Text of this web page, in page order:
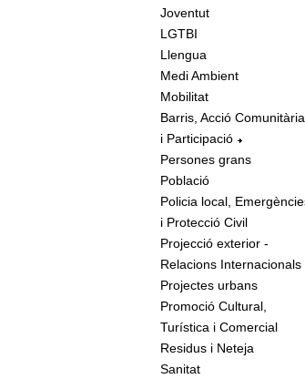
Joventut
LGTBI
Llengua
Medi Ambient
Mobilitat
Barris, Acció Comunitària
i Participació
Persones grans
Població
Policia local,
i Protecció Civil
Projecció exterior -
Relacions Internacionals
Projectes urbans
Promoció Cultural,
Turística i Comercial
Residus i Neteja
Sanitat